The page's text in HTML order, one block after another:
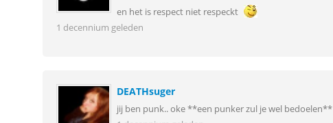
en het is respect niet respeckt
1 decennium geleden
DEATHsuger
jij ben punk.. oke **een punker zul je wel bedoelen**